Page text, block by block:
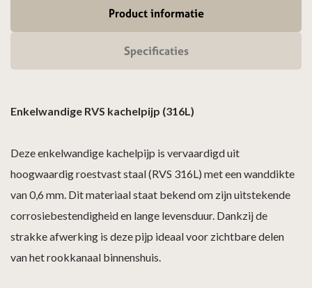
Product informatie
Specificaties
Enkelwandige RVS kachelpijp (316L)
Deze enkelwandige kachelpijp is vervaardigd uit
hoogwaardig roestvast staal (RVS 316L) met een wanddikte
van 0,6 mm. Dit materiaal staat bekend om zijn uitstekende
corrosiebestendigheid en lange levensduur. Dankzij de
strakke afwerking is deze pijp ideaal voor zichtbare delen
van het rookkanaal binnenshuis.